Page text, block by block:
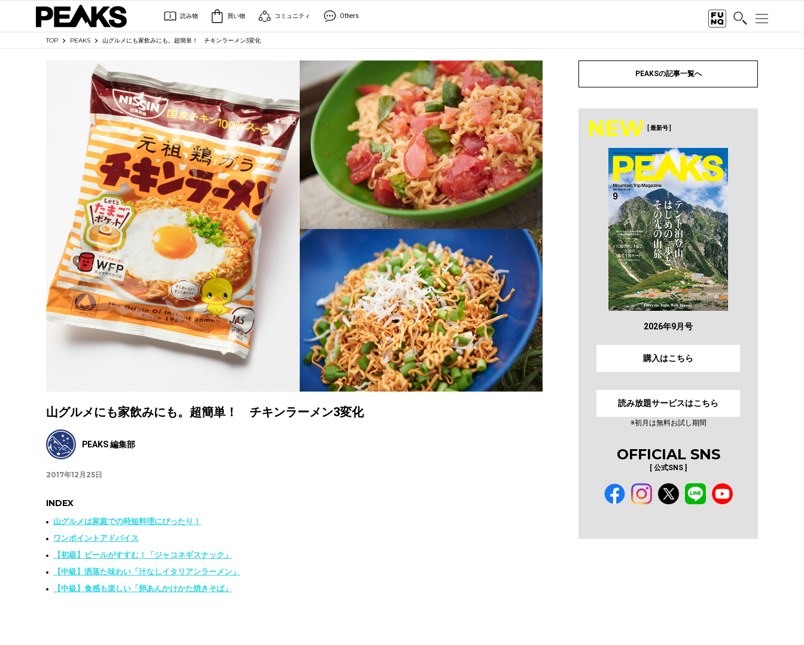
読み物 買い物 コミュニティ Others
TOP PEAKS 山グルメにも家飲みにも。超簡単！ チキンラーメン3変化
山グルメにも家飲みにも。超簡単！ チキンラーメン3変化
PEAKS 編集部
2017年12月25日
INDEX
山グルメは家庭での時短料理にぴったり！
ワンポイントアドバイス
【初級】ビールがすすむ！「ジャコネギスナック」
【中級】洒落た味わい「汁なしイタリアンラーメン」
【中級】食感も楽しい「卵あんかけかた焼きそば」
PEAKSの記事一覧へ
NEW [ 最新号 ]
2026年9月号
購入はこちら
読み放題サービスはこちら
※初月は無料お試し期間
OFFICIAL SNS
[ 公式SNS ]